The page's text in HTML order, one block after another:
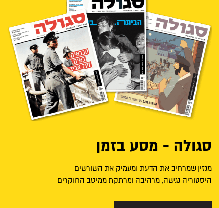
סגולה - מסע בזמן
מגזין שמרחיב את הדעת ומעמיק את השורשים
היסטוריה נגישה, מרהיבה ומרתקת ממיטב החוקרים